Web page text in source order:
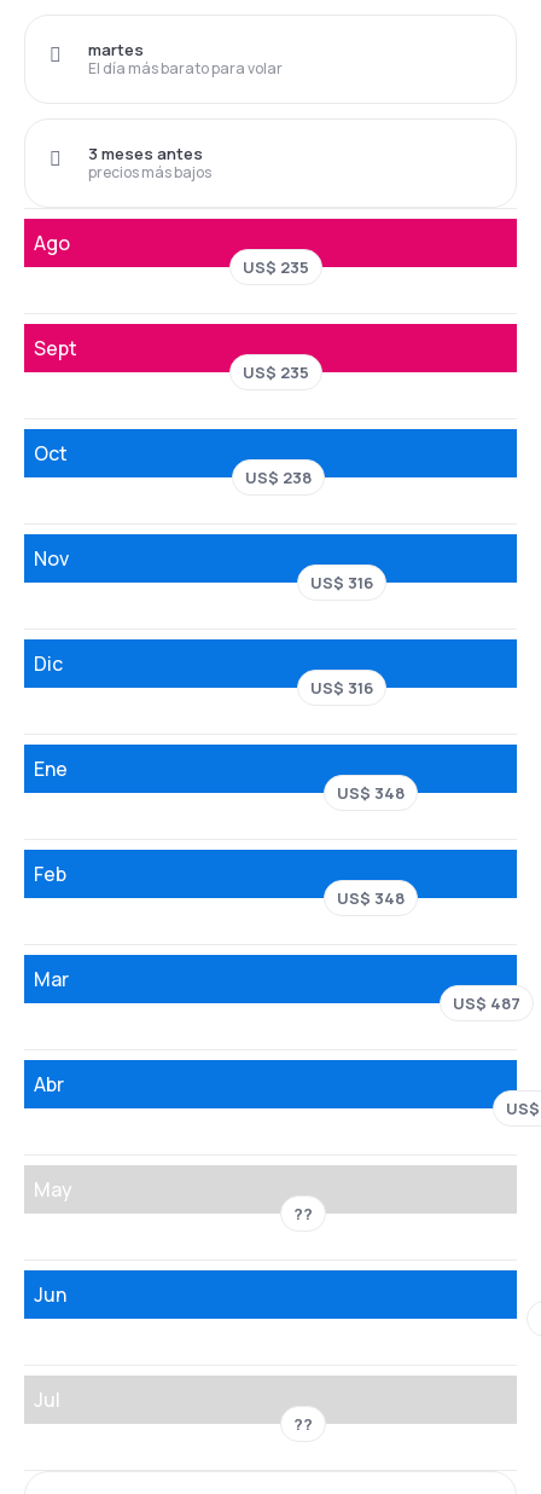
El día más barato para volar
martes
precios más bajos
3 meses antes
Ago
US$ 235
Sept
US$ 235
Oct
US$ 238
Nov
US$ 316
Dic
US$ 316
Ene
US$ 348
Feb
US$ 348
Mar
US$ 487
Abr
May
??
Jun
Jul
??